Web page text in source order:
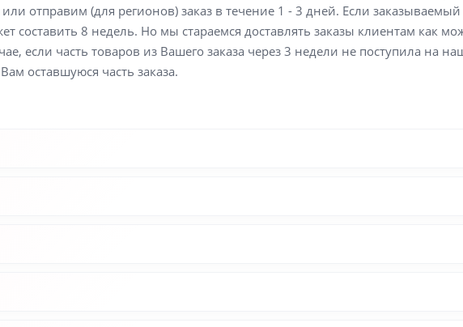
отправим (для регионов) заказ в течение 1 - 3 дней. Если заказываемый
составить 8 недель. Но мы стараемся доставлять заказы клиентам как
если часть товаров из Вашего заказа через 3 недели не поступила на
оставшуюся часть заказа.